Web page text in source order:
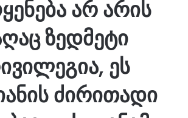
არ არის
ზედმეტი
ეს
ძირითადი